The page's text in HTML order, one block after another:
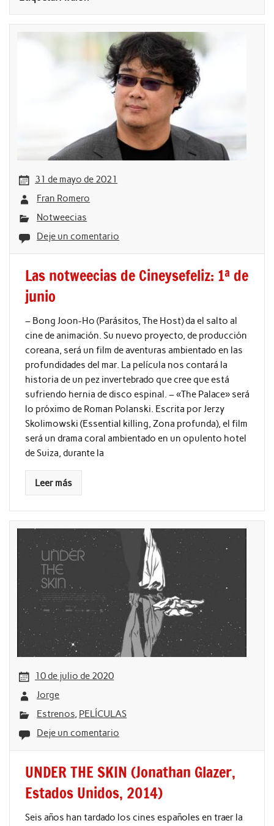
31 de mayo de 2021
Fran Romero
Notweecias
Deje un comentario
Las notweecias de Cineysefeliz: 1ª de
junio
– Bong Joon-Ho (Parásitos, The Host) da el salto al
cine de animación. Su nuevo proyecto, de producción
coreana, será un film de aventuras ambientado en las
profundidades del mar. La película nos contará la
historia de un pez invertebrado que cree que está
sufriendo hernia de disco espinal. – «The Palace» será
lo próximo de Roman Polanski. Escrita por Jerzy
Skolimowski (Essential killing, Zona profunda), el film
será un drama coral ambientado en un opulento hotel
de Suiza, durante la
Leer más
10 de julio de 2020
Jorge
Estrenos, PELÍCULAS
Deje un comentario
UNDER THE SKIN (Jonathan Glazer,
Estados Unidos, 2014)
Seis años han tardado los cines españoles en traer la